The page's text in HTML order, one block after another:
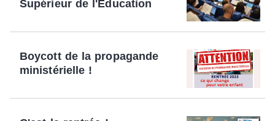
Supérieur de l'Education
Boycott de la propagande
ministérielle !